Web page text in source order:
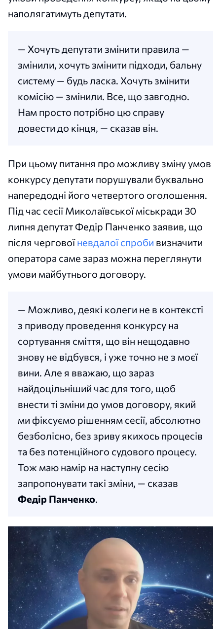
наполягатимуть депутати.
— Хочуть депутати змінити правила —
змінили, хочуть змінити підходи, бальну
систему — будь ласка. Хочуть змінити
комісію — змінили. Все, що завгодно.
Нам просто потрібно цю справу
довести до кінця, — сказав він.
При цьому питання про можливу зміну умов
конкурсу депутати порушували буквально
напередодні його четвертого оголошення.
Під час сесії Миколаївської міськради 30
липня депутат Федір Панченко заявив, що
після черговоїневдалої спроби визначити
оператора саме зараз можна переглянути
умови майбутнього договору.
— Можливо, деякі колеги не в контексті
з приводу проведення конкурсу на
сортування сміття, що він нещодавно
знову не відбувся, і уже точно не з моєї
вини. Але я вважаю, що зараз
найдоцільніший час для того, щоб
внести ті зміни до умов договору, який
ми фіксуємо рішенням сесії, абсолютно
безболісно, без зриву якихось процесів
та без потенційного судового процесу.
Тож маю намір на наступну сесію
запропонувати такі зміни, — сказав
Федір Панченко.